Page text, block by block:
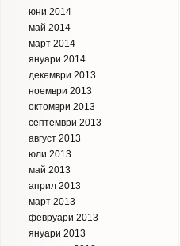
юни 2014
май 2014
март 2014
януари 2014
декември 2013
ноември 2013
октомври 2013
септември 2013
август 2013
юли 2013
май 2013
април 2013
март 2013
февруари 2013
януари 2013